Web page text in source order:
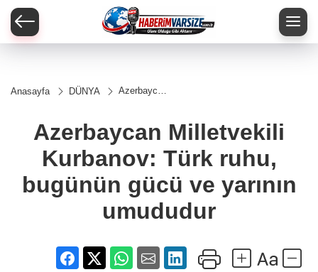
Anasayfa DÜNYA
Azerbaycan
bugünün
yarının
umududur
Azerbaycan Milletvekili
Kurbanov: Türk ruhu,
bugünün gücü ve yarının
umududur